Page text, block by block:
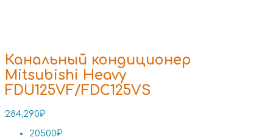
Канальный кондиционер
Mitsubishi Heavy
FDU125VF/FDC125VS
284,290₽
20500₽